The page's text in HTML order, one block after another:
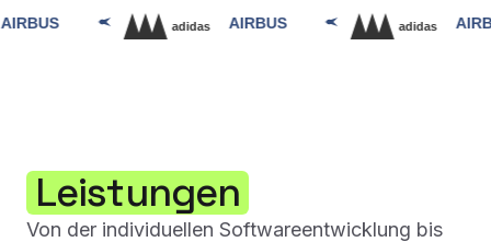
Leistungen
Von der individuellen Softwareentwicklung bis